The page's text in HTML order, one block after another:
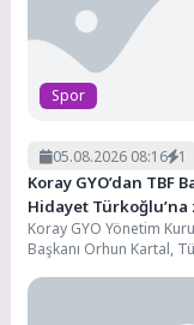
8 Büyükakın’dan
Spor
05.08.2026 08:16 1
Koray GYO’dan TBF
Hidayet Türkoğlu’na
Koray GYO Yönetim
Başkanı Orhun Kartal,
Başkanı Hidayet